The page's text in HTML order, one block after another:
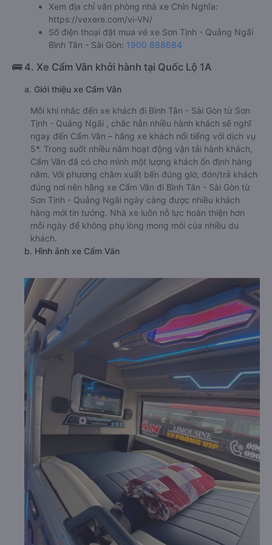
Xem địa chỉ văn phòng nhà xe Chín Nghĩa:
https://vexere.com/vi-VN/
Số điện thoại đặt mua vé xe Sơn Tịnh - Quảng Ngãi
Bình Tân - Sài Gòn: 1900 888684
🚌 4. Xe Cẩm Vân khởi hành tại Quốc Lộ 1A
a. Giới thiệu xe Cẩm Vân
Mỗi khi nhắc đến xe khách đi Bình Tân - Sài Gòn từ Sơn
Tịnh - Quảng Ngãi , chắc hẳn nhiều hành khách sẽ nghĩ
ngay đến Cẩm Vân – hãng xe khách nổi tiếng với dịch vụ
5*. Trong suốt nhiều năm hoạt động vận tải hành khách,
Cẩm Vân đã có cho mình một lượng khách ổn định hàng
năm. Với phương châm xuất bến đúng giờ, đón/trả khách
đúng nơi nên hãng xe Cẩm Vân đi Bình Tân - Sài Gòn từ
Sơn Tịnh - Quảng Ngãi ngày càng được nhiều khách
hàng mới tin tưởng. Nhà xe luôn nỗ lực hoàn thiện hơn
mỗi ngày để không phụ lòng mong mỏi của nhiều du
khách.
b. Hình ảnh xe Cẩm Vân